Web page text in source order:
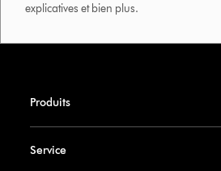
explicatives et bien plus.​
Produits
Service